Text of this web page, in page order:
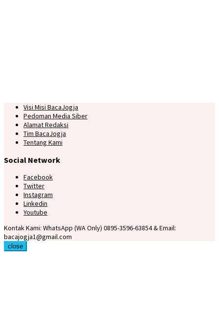
Visi Misi BacaJogja
Pedoman Media Siber
Alamat Redaksi
Tim BacaJogja
Tentang Kami
Social Network
Facebook
Twitter
Instagram
Linkedin
Youtube
Kontak Kami: WhatsApp (WA Only) 0895-3596-63854 & Email:
bacajogja1@gmail.com
close